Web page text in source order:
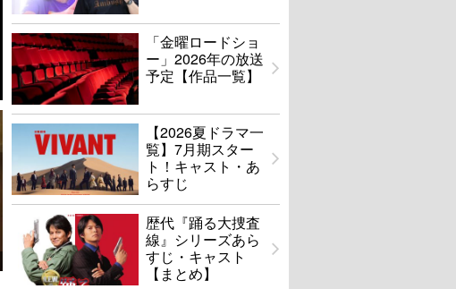
「金曜ロードショ
ー」2026年の放送
予定【作品一覧】
【2026夏ドラマ一
覧】7月期スター
ト！キャスト・あ
らすじ
歴代『踊る大捜査
線』シリーズあら
すじ・キャスト
【まとめ】